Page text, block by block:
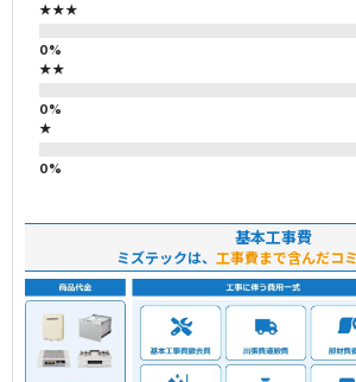
★★★
★★
★
基本工事費
ミズテックは、 工事費まで含んだコ